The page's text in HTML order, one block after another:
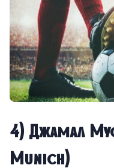
4) Джамал
Munich)